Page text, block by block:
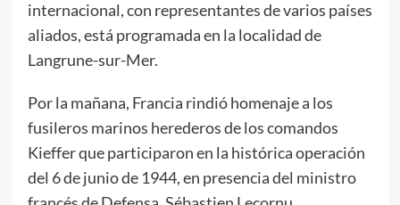
internacional, con representantes de varios países
aliados, está programada en la localidad de
Langrune-sur-Mer.
Por la mañana, Francia rindió homenaje a los
fusileros marinos herederos de los comandos
Kieffer que participaron en la histórica operación
del 6 de junio de 1944, en presencia del ministro